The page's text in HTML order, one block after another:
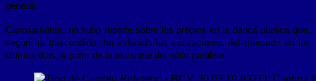
general.
Curiosamente, no hubo reporte sobre los precios en la banca pública que,
según ha trascendido, ha inducido las cotizaciones del mercado en los
últimos días, a partir de la escalada del dólar paralelo.